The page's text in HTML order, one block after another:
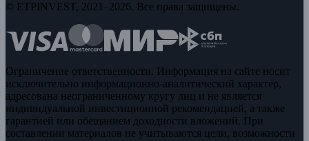
© ETPINVEST, 2021–2026. Все права защищены.
Ограничение ответственности. Информация на сайте носит
исключительно информационно-аналитический характер,
адресована неограниченному кругу лиц и не является
индивидуальной инвестиционной рекомендацией, а также
гарантией или обещанием доходности вложений. При
составлении материалов не учитываются цели, возможности